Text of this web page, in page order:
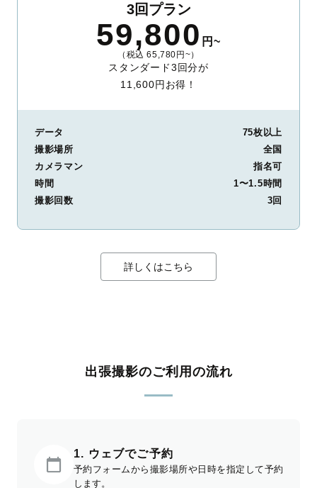
3回プラン
59,800 円~
（税込 65,780円~）
スタンダード3回分が
11,600円お得！
データ
75枚以上
撮影場所
全国
カメラマン
指名可
時間
1〜1.5時間
撮影回数
3回
詳しくはこちら
出張撮影のご利用の流れ
1. ウェブでご予約
予約フォームから撮影場所や日時を指定して予約
します。